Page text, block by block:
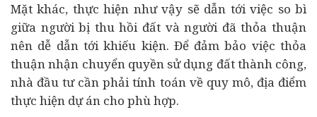
Mặt khác, thực hiện như vậy sẽ dẫn tới việc so bì
giữa người bị thu hồi đất và người đã thỏa thuận
nên dễ dẫn tới khiếu kiện. Để đảm bảo việc thỏa
thuận nhận chuyển quyền sử dụng đất thành công,
nhà đầu tư cần phải tính toán về quy mô, địa điểm
thực hiện dự án cho phù hợp.